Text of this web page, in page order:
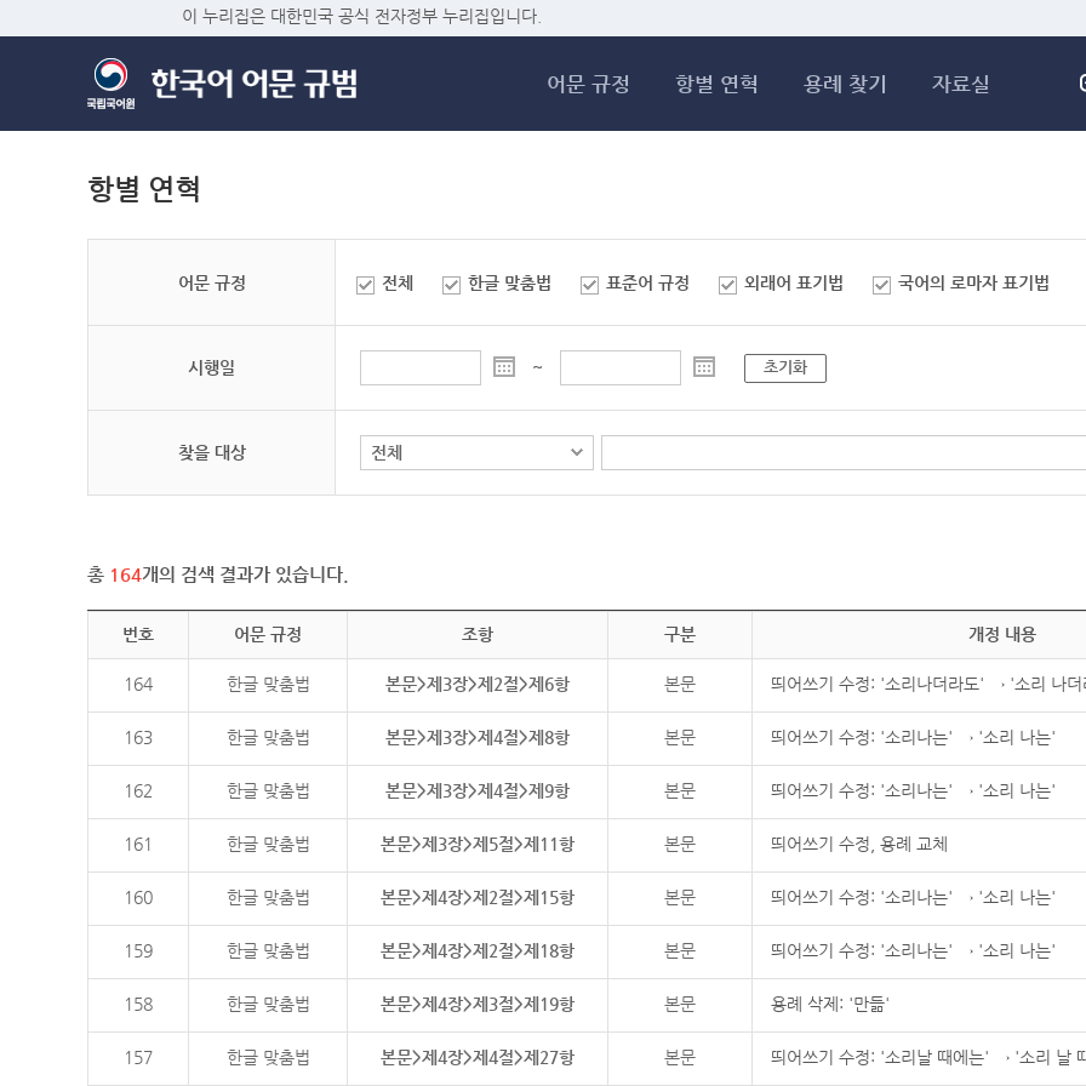
이 누리집은 대한민국 공식 전자정부 누리집입니다.
어문 규정 항별 연혁 용례 찾기 자료실
항별 연혁
어문 규정 전체 한글 맞춤법 표준어 규정 외래어 표기법 국어의 로마자 표기법
시행일 ~ 초기화
찾을 대상
총 164개의 검색 결과가 있습니다.
번호 어문 규정 조항 구분 개정 내용
164 한글 맞춤법 본문>제3장>제2절>제6항 본문 띄어쓰기 수정: '소리나더라도' → '소리 나더
163 한글 맞춤법 본문>제3장>제4절>제8항 본문 띄어쓰기 수정: '소리나는' → '소리 나는'
162 한글 맞춤법 본문>제3장>제4절>제9항 본문 띄어쓰기 수정: '소리나는' → '소리 나는'
161 한글 맞춤법 본문>제3장>제5절>제11항 본문 띄어쓰기 수정, 용례 교체
160 한글 맞춤법 본문>제4장>제2절>제15항 본문 띄어쓰기 수정: '소리나는' → '소리 나는'
159 한글 맞춤법 본문>제4장>제2절>제18항 본문 띄어쓰기 수정: '소리나는' → '소리 나는'
158 한글 맞춤법 본문>제4장>제3절>제19항 본문 용례 삭제: '만듦'
157 한글 맞춤법 본문>제4장>제4절>제27항 본문 띄어쓰기 수정: '소리날 때에는' → '소리 날